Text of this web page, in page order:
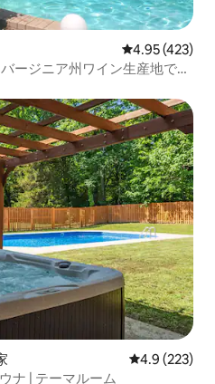
レビュー423
4.95 (423)
ージニア州ワイン生産地での
レビュー223
4.9 (223)
ナ | テーマルーム